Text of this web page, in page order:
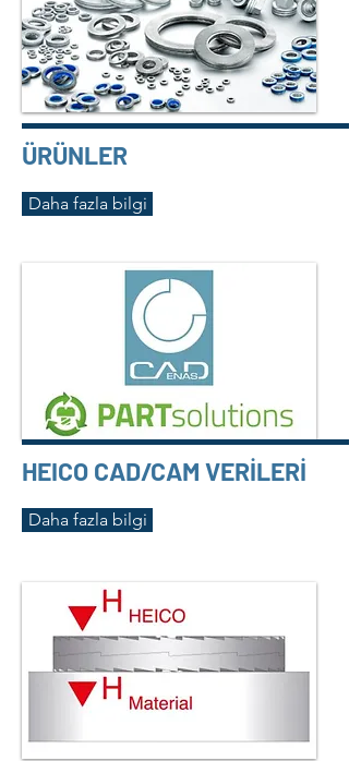
ÜRÜNLER
Daha fazla bilgi
HEICO CAD/CAM VERİLERİ
Daha fazla bilgi